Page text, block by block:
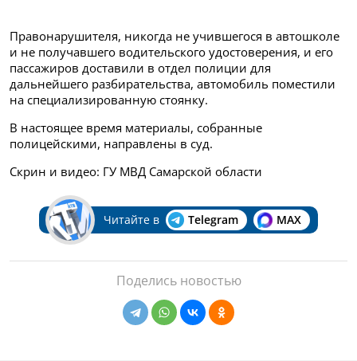
Правонарушителя, никогда не учившегося в автошколе
и не получавшего водительского удостоверения, и его
пассажиров доставили в отдел полиции для
дальнейшего разбирательства, автомобиль поместили
на специализированную стоянку.
В настоящее время материалы, собранные
полицейскими, направлены в суд.
Скрин и видео: ГУ МВД Самарской области
Читайте в Telegram MAX
Поделись новостью